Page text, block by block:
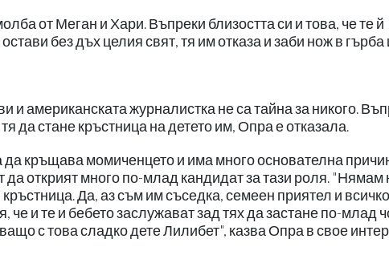
от Меган и Хари. Въпреки близостта си и това, че те й
без дъх целия свят, тя им отказа и заби нож в гърба
американската журналистка не са тайна за никого.
да стане кръстница на детето им, Опра е отказала.
кръщава момиченцето и има много основателна
открият много по-млад кандидат за тази роля. "Нямам
Да, аз съм им съседка, семеен приятел и всичко
че и те и бебето заслужават зад тях да застане по-млад
с това сладко дете Лилибет", казва Опра в свое